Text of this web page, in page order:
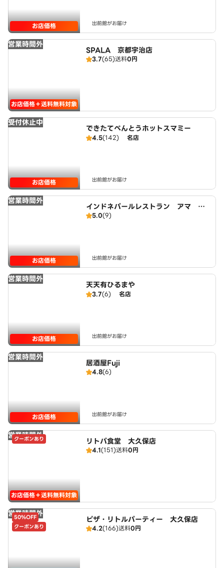
お店価格 出前館がお届け
営業時間外
お店価格＋送料無料対象
SPALA 京都宇治店
3.7(65)送料0円
受付休止中
お店価格
できたてべんとうホットスマミー
4.5(142) 名店
出前館がお届け
営業時間外
お店価格
インドネパールレストラン アマ Aa
ma5.0(9)
出前館がお届け
営業時間外
お店価格
天天有ひるまや
3.7(6) 名店
出前館がお届け
営業時間外
お店価格
居酒屋Fuji
4.8(6)
出前館がお届け
営業時間外
クーポンあり
お店価格＋送料無料対象
リトパ食堂 大久保店
4.1(151)送料0円
営業時間外
50%OFF
クーポンあり
ピザ・リトルパーティー 大久保店
4.2(166)送料0円